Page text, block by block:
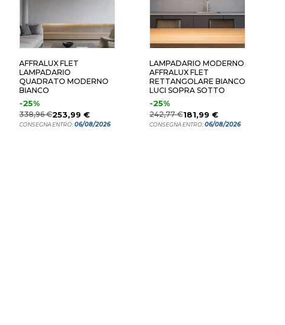
6 LUCI 58X33 6 LUCI 58X58 8
AFFRALUX FLET
LAMPADARIO
QUADRATO MODERNO
BIANCO
-25%
338,96 €253,99 €
CONSEGNA ENTRO:06/08/2026
LAMPADARIO MODERNO
AFFRALUX FLET
RETTANGOLARE BIANCO
LUCI SOPRA SOTTO
-25%
242,77 €181,99 €
CONSEGNA ENTRO:06/08/2026